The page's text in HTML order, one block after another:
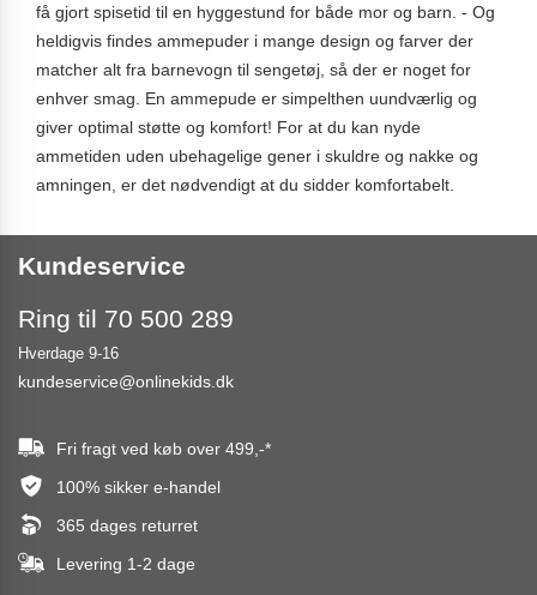
få gjort spisetid til en hyggestund for både mor og barn. - Og
heldigvis findes ammepuder i mange design og farver der
matcher alt fra barnevogn til sengetøj, så der er noget for
enhver smag. En ammepude er simpelthen uundværlig og
giver optimal støtte og komfort! For at du kan nyde
ammetiden uden ubehagelige gener i skuldre og nakke og
amningen, er det nødvendigt at du sidder komfortabelt.
Kundeservice
Ring til 70 500 289
Hverdage 9-16
kundeservice@onlinekids.dk
Fri fragt ved køb over 499,-*
100% sikker e-handel
365 dages returret
Levering 1-2 dage